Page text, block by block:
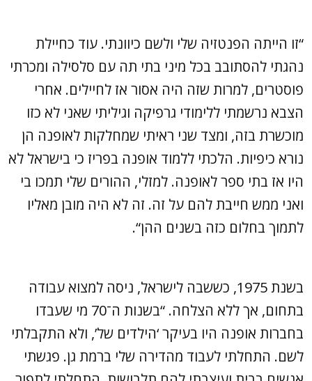
“זו הייתה הפנטזיה שלי ולשם כיוונתי. עוד כחיילת
נהגתי להסתובב בכל מיני בתי תה עם סלסילה ומכרתי
פוסטרים, למרות שזה היה אסור אז לחיילים. אחרי
הצבא נרשמתי ללימודי גרפיקה וגיליתי שאני לא כזו
מוכשרת בזה, ומצד שני ראיתי שמחלקות לאופנה הן
נורא כיפיות. הלכתי ללמוד אופנה בפריז כי בישראל לא
היו אז בתי ספר לאופנה. למזלי, ההורים שלי תמכו בי
ואני ממש חייבת להם על זה. זה לא היה מובן מאליו
לתמוך בחלום כזה בשנים ההן“.
בשנת 1975, כששבה לישראל, ניסה למצוא עבודה
בתחום, אך ללא הצלחה. “בשנות ה־70 מי שעבדו
בחברות אופנה היו בעיקר ‘הילדים של’, ולא התקבלתי
לשם. התחלתי לעבוד מהדירה שלי ברמת גן. פגשתי